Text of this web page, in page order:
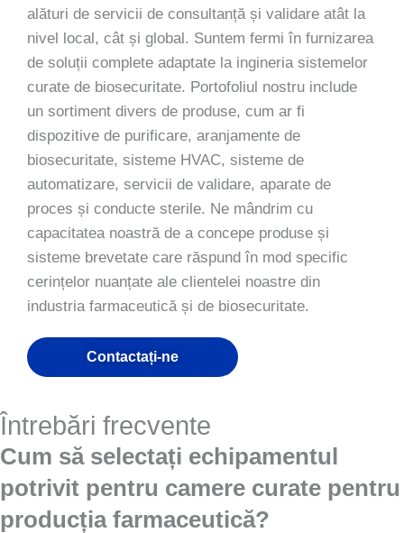
alături de servicii de consultanță și validare atât la
nivel local, cât și global. Suntem fermi în furnizarea
de soluții complete adaptate la ingineria sistemelor
curate de biosecuritate. Portofoliul nostru include
un sortiment divers de produse, cum ar fi
dispozitive de purificare, aranjamente de
biosecuritate, sisteme HVAC, sisteme de
automatizare, servicii de validare, aparate de
proces și conducte sterile. Ne mândrim cu
capacitatea noastră de a concepe produse și
sisteme brevetate care răspund în mod specific
cerințelor nuanțate ale clientelei noastre din
industria farmaceutică și de biosecuritate.
Contactați-ne
Întrebări frecvente
Cum să selectați echipamentul
potrivit pentru camere curate pentru
producția farmaceutică?